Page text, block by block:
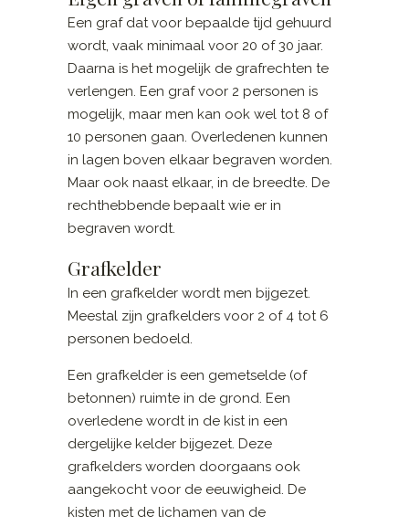
Een graf dat voor bepaalde tijd gehuurd
wordt, vaak minimaal voor 20 of 30 jaar.
Daarna is het mogelijk de grafrechten te
verlengen. Een graf voor 2 personen is
mogelijk, maar men kan ook wel tot 8 of
10 personen gaan. Overledenen kunnen
in lagen boven elkaar begraven worden.
Maar ook naast elkaar, in de breedte. De
rechthebbende bepaalt wie er in
begraven wordt.
Grafkelder
In een grafkelder wordt men bijgezet.
Meestal zijn grafkelders voor 2 of 4 tot 6
personen bedoeld.
Een grafkelder is een gemetselde (of
betonnen) ruimte in de grond. Een
overledene wordt in de kist in een
dergelijke kelder bijgezet. Deze
grafkelders worden doorgaans ook
aangekocht voor de eeuwigheid. De
kisten met de lichamen van de